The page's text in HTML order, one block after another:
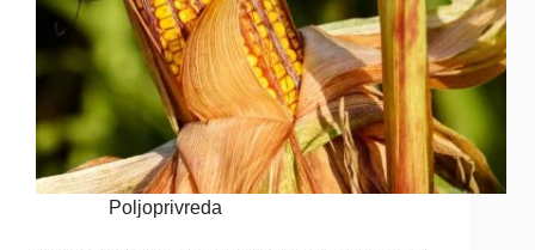
Poljoprivreda